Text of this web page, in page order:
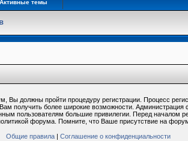
Активные темы
Вы должны пройти процедуру регистрации. Процесс
получить более широкие возможности.
пользователям большие привилегии. Перед началом
форума. Помните, что Ваше присутствие на
Общие правила |Соглашение о конфиденциальности